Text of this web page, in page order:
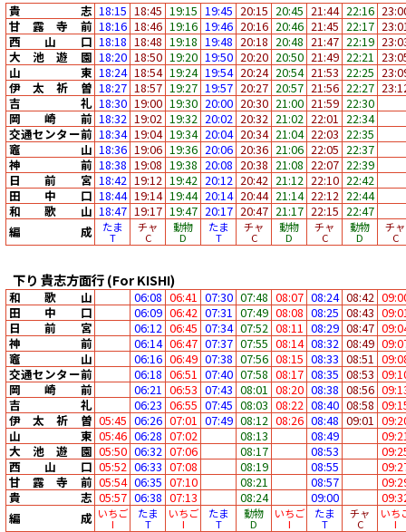
貴志 18:15 18:45 19:15 19:45 20:15 20:45 21:44 22:16
甘露寺前 18:16 18:46 19:16 19:46 20:16 20:46 21:45 22:17
西山口 18:18 18:48 19:18 19:48 20:18 20:48 21:47 22:19
大池遊園 18:20 18:50 19:20 19:50 20:20 20:50 21:49 22:21
山東 18:24 18:54 19:24 19:54 20:24 20:54 21:53 22:25
伊太祈曽 18:27 18:57 19:27 19:57 20:27 20:57 21:56 22:27
吉礼 18:30 19:00 19:30 20:00 20:30 21:00 21:59 22:30
岡崎前 18:32 19:02 19:32 20:02 20:32 21:02 22:01 22:34
交通センター前 18:34 19:04 19:34 20:04 20:34 21:04 22:03 22:35
竈山 18:36 19:06 19:36 20:06 20:36 21:06 22:05 22:37
神前 18:38 19:08 19:38 20:08 20:38 21:08 22:07 22:39
日前宮 18:42 19:12 19:42 20:12 20:42 21:12 22:10 22:42
田中口 18:44 19:14 19:44 20:14 20:44 21:14 22:12 22:44
和歌山 18:47 19:17 19:47 20:17 20:47 21:17 22:15 22:47
編成
たま
T
チャ
C
動物
D
たま
T
チャ
C
動物
D
チャ
C
動物
D
チャ
C
下り 貴志方面行(For KISHI)
和歌山 06:08 06:41 07:30 07:48 08:07 08:24 08:42
田中口
06:09 06:42 07:31 07:49 08:08 08:25 08:43
日前宮
06:12 06:45 07:34 07:52 08:11 08:29 08:47
神前
06:14 06:47 07:37 07:55 08:14 08:32 08:49
竈山
06:16 06:49 07:38 07:56 08:15 08:33 08:51
交通センター前
06:18 06:51 07:40 07:58 08:17 08:35 08:53
岡崎前
06:21 06:53 07:43 08:01 08:20 08:38 08:56
吉礼
06:23 06:55 07:45 08:03 08:22 08:40 08:58
伊太祈曽 05:45 06:26 07:01 07:49 08:12 08:26 08:48 09:01
山東 05:46 06:28 07:02 08:13 08:49
大池遊園 05:50 06:32 07:06 08:17 08:53
西山口 05:52 06:33 07:08 08:19 08:55
甘露寺前 05:54 06:35 07:10 08:21 08:57
貴志 05:57 06:38 07:13 08:24 09:00
編成 いちご
I
たま
T
いちご
I
たま
T
動物
D
いちご
I
たま
T
チャ
C
いち
I